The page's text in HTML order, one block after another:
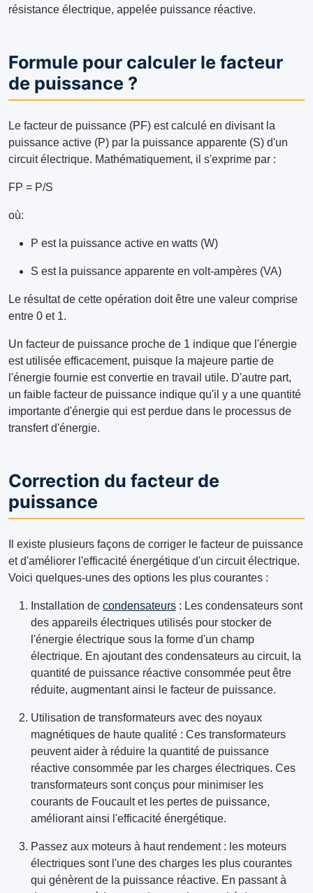
résistance électrique, appelée puissance réactive.
Formule pour calculer le facteur
de puissance ?
Le facteur de puissance (PF) est calculé en divisant la
puissance active (P) par la puissance apparente (S) d'un
circuit électrique. Mathématiquement, il s'exprime par :
FP = P/S
où:
P est la puissance active en watts (W)
S est la puissance apparente en volt-ampères (VA)
Le résultat de cette opération doit être une valeur comprise
entre 0 et 1.
Un facteur de puissance proche de 1 indique que l'énergie
est utilisée efficacement, puisque la majeure partie de
l'énergie fournie est convertie en travail utile. D'autre part,
un faible facteur de puissance indique qu'il y a une quantité
importante d'énergie qui est perdue dans le processus de
transfert d'énergie.
Correction du facteur de
puissance
Il existe plusieurs façons de corriger le facteur de puissance
et d'améliorer l'efficacité énergétique d'un circuit électrique.
Voici quelques-unes des options les plus courantes :
Installation de condensateurs : Les condensateurs sont
des appareils électriques utilisés pour stocker de
l'énergie électrique sous la forme d'un champ
électrique. En ajoutant des condensateurs au circuit, la
quantité de puissance réactive consommée peut être
réduite, augmentant ainsi le facteur de puissance.
Utilisation de transformateurs avec des noyaux
magnétiques de haute qualité : Ces transformateurs
peuvent aider à réduire la quantité de puissance
réactive consommée par les charges électriques. Ces
transformateurs sont conçus pour minimiser les
courants de Foucault et les pertes de puissance,
améliorant ainsi l'efficacité énergétique.
Passez aux moteurs à haut rendement : les moteurs
électriques sont l'une des charges les plus courantes
qui génèrent de la puissance réactive. En passant à